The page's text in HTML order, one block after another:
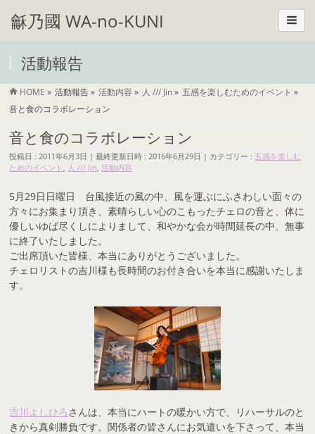
龢乃國 WA-no-KUNI
活動報告
HOME » 活動報告» 活動内容 » 人 /// Jin» 五感を楽しむためのイベント »
音と食のコラボレーション
音と食のコラボレーション
投稿日 : 2011年6月3日 最終更新日時 : 2016年6月29日 カテゴリー : 五感を楽しむ
ためのイベント, 人 /// Jin,活動内容
5月29日日曜日 台風接近の風の中、風を運ぶにふさわしい面々の
方々にお集まり頂き、素晴らしい心のこもったチェロの音と、体に
優しいゆば尽くしによりまして、和やかな会が時間延長の中、無事
に終了いたしました。
ご出席頂いた皆様、本当にありがとうございました。
チェロリストの吉川様も長時間のお付き合いを本当に感謝いたしま
す。
吉川よしひろ さんは、本当にハートの暖かい方で、リハーサルのと
きから真剣勝負です。関係者の皆さんにお気遣いを下さって、本当